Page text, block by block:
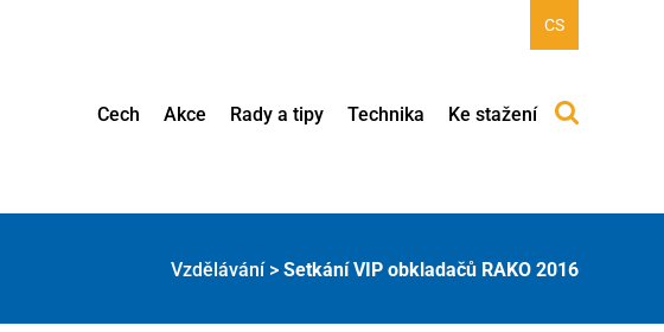
CS
Cech Akce Rady a tipy Technika Ke stažení
Vzdělávání> Setkání VIP obkladačů RAKO 2016